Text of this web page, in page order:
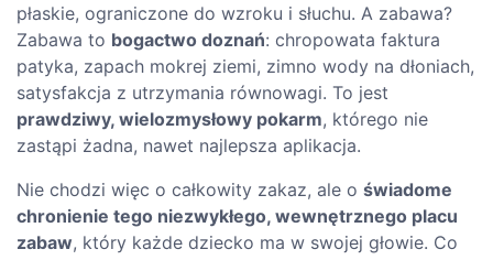
płaskie, ograniczone do wzroku i słuchu. A zabawa?
Zabawa to bogactwo doznań: chropowata faktura
patyka, zapach mokrej ziemi, zimno wody na dłoniach,
satysfakcja z utrzymania równowagi. To jest
prawdziwy, wielozmysłowy pokarm, którego nie
zastąpi żadna, nawet najlepsza aplikacja.
Nie chodzi więc o całkowity zakaz, ale o świadome
chronienie tego niezwykłego, wewnętrznego placu
zabaw, który każde dziecko ma w swojej głowie. Co